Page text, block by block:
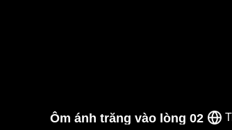
Ôm ánh trăng vào lòng 02